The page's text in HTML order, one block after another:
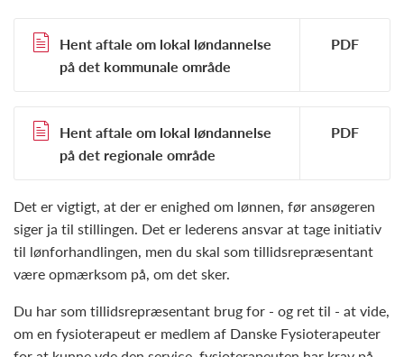
Hent aftale om lokal løndannelse
på det kommunale område
Hent aftale om lokal løndannelse
på det regionale område
Det er vigtigt, at der er enighed om lønnen, før ansøgeren
siger ja til stillingen. Det er lederens ansvar at tage initiativ
til lønforhandlingen, men du skal som tillidsrepræsentant
være opmærksom på, om det sker.
Du har som tillidsrepræsentant brug for - og ret til - at vide,
om en fysioterapeut er medlem af Danske Fysioterapeuter